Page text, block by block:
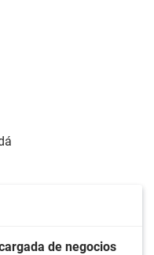
de negocios